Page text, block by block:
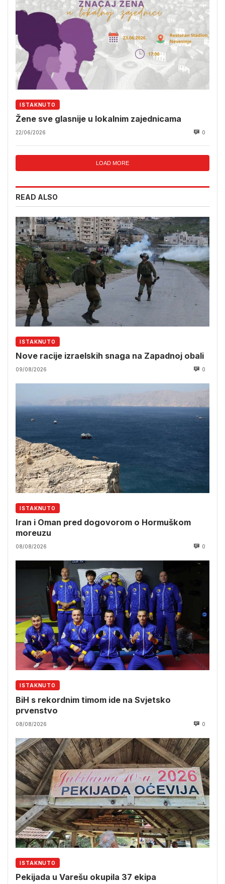
ISTAKNUTO
Žene sve glasnije u lokalnim zajednicama
22/06/2026 0
LOAD MORE
READ ALSO
ISTAKNUTO
Nove racije izraelskih snaga na Zapadnoj obali
09/08/2026 0
ISTAKNUTO
Iran i Oman pred dogovorom o Hormuškom
moreuzu
08/08/2026 0
ISTAKNUTO
BiH s rekordnim timom ide na Svjetsko
prvenstvo
08/08/2026 0
ISTAKNUTO
Pekijada u Varešu okupila 37 ekipa